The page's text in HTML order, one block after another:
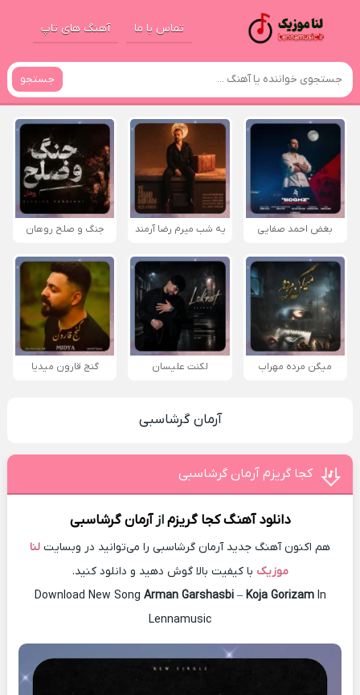
تماس با ما آهنگ های تاپ
جستجو
بغض احمد صفایی یه شب میرم رضا آرمند جنگ و صلح روهان
میگن مرده مهراب لکنت علیسان گنج قارون میدیا
آرمان گرشاسبی
کجا گریزم آرمان گرشاسبی
دانلود آهنگ کجا گریزمازآرمان گرشاسبی
هم اکنون آهنگ جدید آرمان گرشاسبی را می‌توانید در وبسایت لنا
موزیک با کیفیت بالا گوش دهید و دانلود کنید.
Download New Song Arman Garshasbi– Koja GorizamIn
Lennamusic